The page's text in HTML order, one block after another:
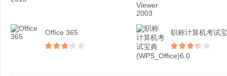
Office 365